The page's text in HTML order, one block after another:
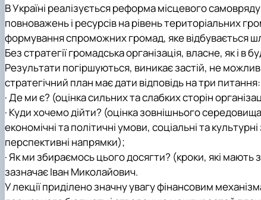
В Україні реалізується реформа місцевого
повноважень і ресурсів на рівень територіальних
формування спроможних громад, яке відбувається
Без стратегії громадська організація, власне, як і
Результати погіршуються, виникає застій, не
стратегічний план має дати відповідь на три питання:
·Де ми є? (оцінка сильних та слабких сторін
· Куди хочемо дійти? (оцінка зовнішнього
економічні та політичні умови, соціальні та
перспективні напрямки);
·Як ми збираємось цього досягти? (кроки, які мають
зазначає Іван Миколайович.
У лекції приділено значну увагу фінансовим